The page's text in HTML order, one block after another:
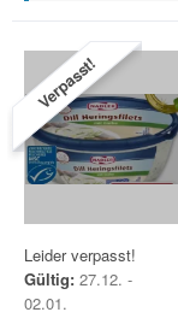
Verpasst!
Leider verpasst!
Gültig: 27.12. -
02.01.